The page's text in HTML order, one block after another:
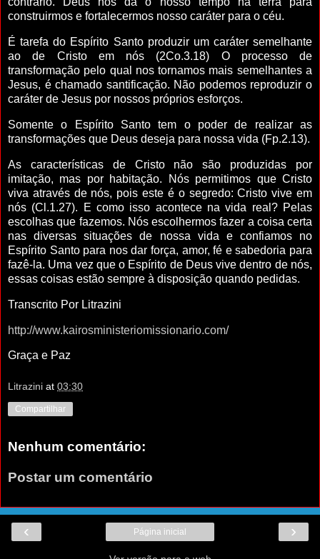
construirmos e fortalecermos nosso caráter para o céu.
É tarefa do Espírito Santo produzir um caráter semelhante
ao de Cristo em nós (2Co.3.18) O processo de
transformação pelo qual nos tornamos mais semelhantes a
Jesus, é chamado santificação. Não podemos reproduzir o
caráter de Jesus por nossos próprios esforços.
Somente o Espírito Santo tem o poder de realizar as
transformações que Deus deseja para nossa vida (Fp.2.13).
As características de Cristo não são produzidas por
imitação, mas por habitação. Nós permitimos que Cristo
viva através de nós, pois este é o segredo: Cristo vive em
nós (Cl.1.27). E como isso acontece na vida real? Pelas
escolhas que fazemos. Nós escolhermos fazer a coisa certa
nas diversas situações de nossa vida e confiamos no
Espírito Santo para nos dar força, amor, fé e sabedoria para
fazê-la. Uma vez que o Espírito de Deus vive dentro de nós,
essas coisas estão sempre à disposição quando pedidas.
Transcrito Por Litrazini
http://www.kairosministeriomissionario.com/
Graça e Paz
Litrazini at 03:30
Compartilhar
Nenhum comentário:
Postar um comentário
‹ ›
Página inicial